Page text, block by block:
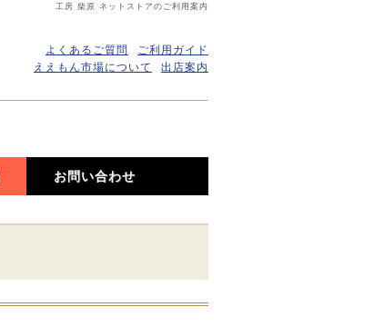
工房 柴原 ネットストアのご利用案内
ご利用ガイド
よくあるご質問
出店案内
ええもん市場について
お問い合わせ